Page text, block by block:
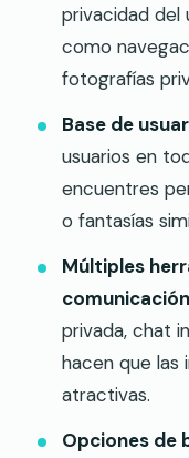
privacidad del
como
fotografías
Base de
usuarios en
encuentres
o fantasías
Múltiples
comunicación
privada, chat
hacen que las
atractivas.
Opciones de